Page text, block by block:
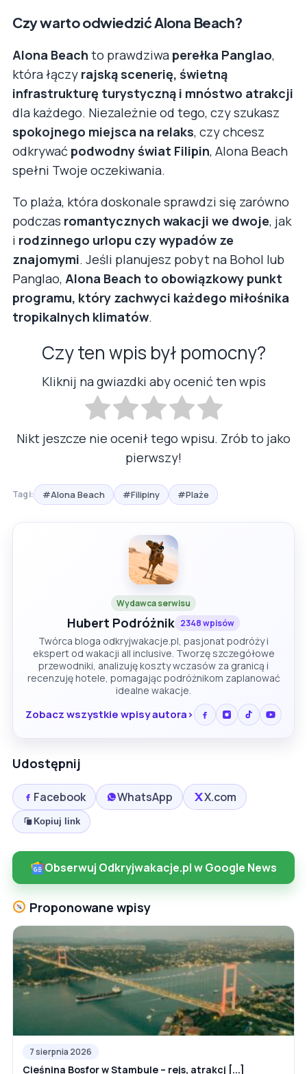
Czy warto odwiedzić Alona Beach?
Alona Beach to prawdziwa perełka Panglao,
która łączy rajską scenerię, świetną
infrastrukturę turystyczną i mnóstwo atrakcji
dla każdego. Niezależnie od tego, czy szukasz
spokojnego miejsca na relaks, czy chcesz
odkrywać podwodny świat Filipin, Alona Beach
spełni Twoje oczekiwania.
To plaża, która doskonale sprawdzi się zarówno
podczas romantycznych wakacji we dwoje, jak
i rodzinnego urlopu czy wypadów ze
znajomymi. Jeśli planujesz pobyt na Bohol lub
Panglao, Alona Beach to obowiązkowy punkt
programu, który zachwyci każdego miłośnika
tropikalnych klimatów.
Czy ten wpis był pomocny?
Kliknij na gwiazdki aby ocenić ten wpis
Nikt jeszcze nie ocenił tego wpisu. Zrób to jako
pierwszy!
Tagi: #Alona Beach #Filipiny #Plaże
Wydawca serwisu
Hubert Podróżnik 2348 wpisów
Twórca bloga odkryjwakacje.pl, pasjonat podróży i
ekspert od wakacji all inclusive. Tworzę szczegółowe
przewodniki, analizuję koszty wczasów za granicą i
recenzuję hotele, pomagając podróżnikom zaplanować
idealne wakacje.
Zobacz wszystkie wpisy autora
Udostępnij
Facebook WhatsApp X.com
Kopiuj link
Obserwuj Odkryjwakacje.pl w Google News
Proponowane wpisy
7 sierpnia 2026
Cieśnina Bosfor w Stambule – rejs, atrakcj [...]